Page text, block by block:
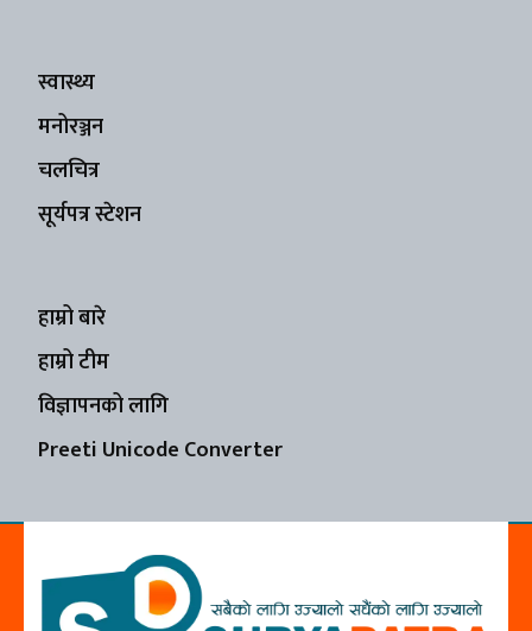
स्वास्थ्य
मनोरञ्जन
चलचित्र
सूर्यपत्र स्टेशन
हाम्रो बारे
हाम्रो टीम
विज्ञापनको लागि
Preeti Unicode Converter